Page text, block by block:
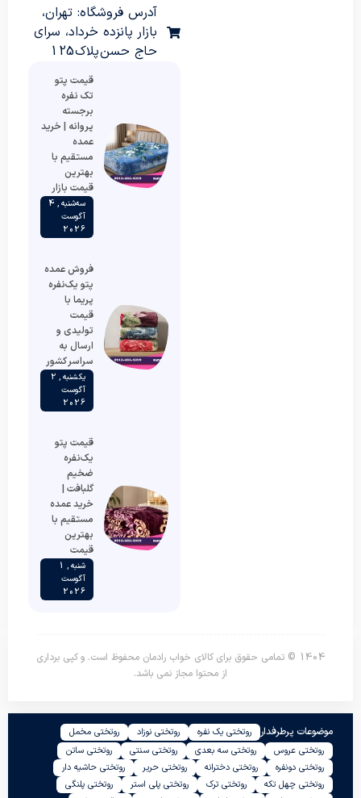
آدرس فروشگاه: تهران،
بازار پانزده خرداد، سرای
حاج حسن پلاک 125
قیمت پتو
تک نفره
برجسته
پروانه | خرید
عمده
مستقیم با
بهترین
قیمت بازار
سه‌شنبه , 4
آگوست
2026
فروش عمده
پتو یک‌نفره
پریما با
قیمت
تولیدی و
ارسال به
سراسر کشور
یکشنبه , 2
آگوست
2026
قیمت پتو
یک‌نفره
ضخیم
گلبافت |
خرید عمده
مستقیم با
بهترین
قیمت
شنبه , 1
آگوست
2026
1404 © تمامی حقوق برای کالای خواب رادمان محفوظ است. و کپی برداری
از محتوا مجاز نمی باشد.
موضوعات پرطرفدار روتختی یک نفره روتختی نوزاد
روتختی مخمل
روتختی عروس
روتختی سه بعدی روتختی سنتی
روتختی ساتن
روتختی دونفره
روتختی دخترانه روتختی حریر
روتختی حاشیه دار
روتختی چهل تکه
روتختی ترک روتختی پلی استر
روتختی پلنگی